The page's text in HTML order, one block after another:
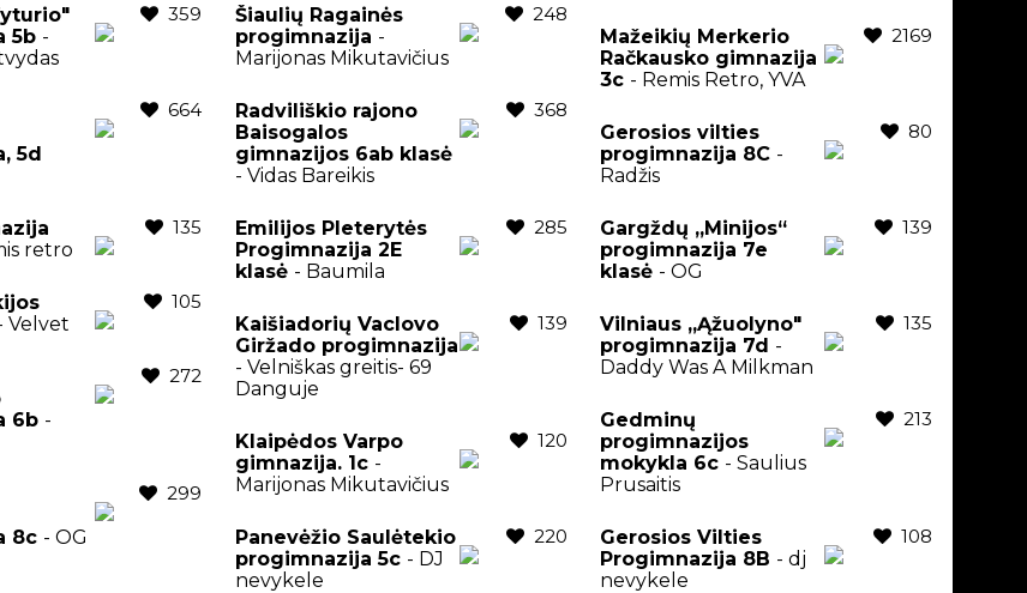
5b -
359
Šiaulių Ragainės
progimnazija -
Marijonas Mikutavičius
248
Mažeikių Merkerio
Račkausko gimnazija
3c - Remis Retro, YVA
2169
5d
664
Radviliškio rajono
Baisogalos
gimnazijos 6ab klasė
- Vidas Bareikis
368
Gerosios vilties
progimnazija 8C -
Radžis
80
retro
135
Emilijos Pleterytės
Progimnazija 2E
klasė - Baumila
285
Gargždų „Minijos“
progimnazija 7e
klasė - OG
139
Velvet
105
Kaišiadorių Vaclovo
Giržado progimnazija
- Velniškas greitis- 69
Danguje
139
Vilniaus „Ąžuolyno"
progimnazija 7d -
Daddy Was A Milkman
135
6b -
272
Gedminų
progimnazijos
mokykla 6c - Saulius
Prusaitis
213
Klaipėdos Varpo
gimnazija. 1c -
Marijonas Mikutavičius
120
8c - OG
299
Panevėžio Saulėtekio
progimnazija 5c - DJ
nevykele
220
Gerosios Vilties
Progimnazija 8B - dj
nevykele
108